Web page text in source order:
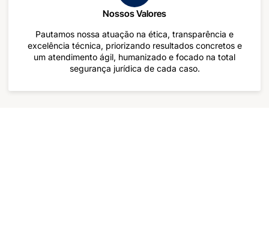
Nossos Valores
Pautamos nossa atuação na ética, transparência e
excelência técnica, priorizando resultados concretos e
um atendimento ágil, humanizado e focado na total
segurança jurídica de cada caso.